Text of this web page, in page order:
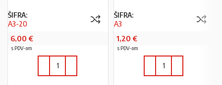
ŠIFRA:
A3-20
6,00 €
s PDV-om
ŠIFRA:
A3
1,20 €
s PDV-om